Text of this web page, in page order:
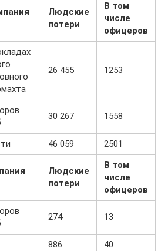
Людские
потери
В том
числе
офицеров
26 455 1253
30 267 1558
46 059 2501
Людские
потери
В том
числе
офицеров
274 13
886 40